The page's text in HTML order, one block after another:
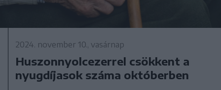
2024. november 10., vasárnap
Huszonnyolcezerrel csökkent a
nyugdíjasok száma októberben